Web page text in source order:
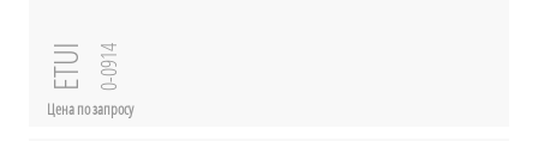
Цена по запросу
ETUI 0-0914